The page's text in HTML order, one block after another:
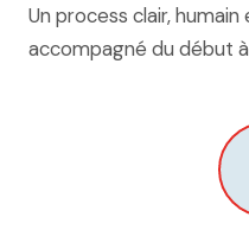
Un process clair,
accompagné du début à